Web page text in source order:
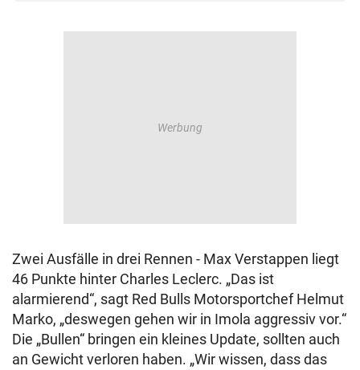
Zwei Ausfälle in drei Rennen - Max Verstappen liegt
46 Punkte hinter Charles Leclerc. „Das ist
alarmierend“, sagt Red Bulls Motorsportchef Helmut
Marko, „deswegen gehen wir in Imola aggressiv vor.“
Die „Bullen“ bringen ein kleines Update, sollten auch
an Gewicht verloren haben. „Wir wissen, dass das